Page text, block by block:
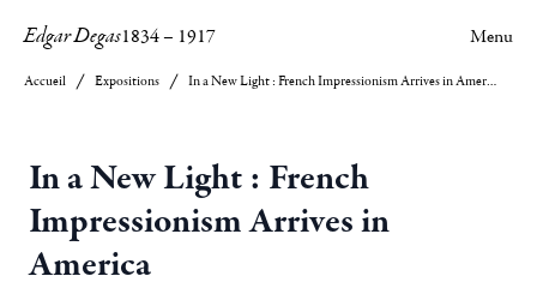
Edgar Degas1834– 1917 Menu
Accueil Expositions In a New Light : French Impressionism Arrives in America
In a New Light : French
Impressionism Arrives in
America